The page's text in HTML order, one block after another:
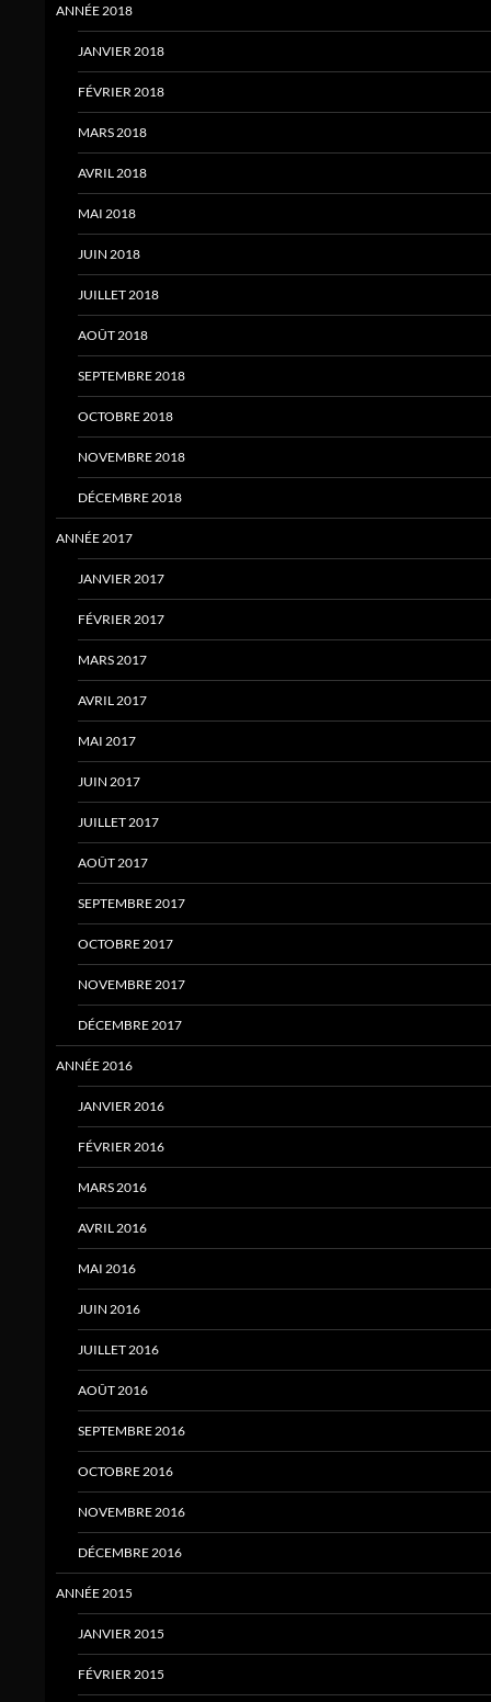
ANNÉE 2018
JANVIER 2018
FÉVRIER 2018
MARS 2018
AVRIL 2018
MAI 2018
JUIN 2018
JUILLET 2018
AOÛT 2018
SEPTEMBRE 2018
OCTOBRE 2018
NOVEMBRE 2018
DÉCEMBRE 2018
ANNÉE 2017
JANVIER 2017
FÉVRIER 2017
MARS 2017
AVRIL 2017
MAI 2017
JUIN 2017
JUILLET 2017
AOÛT 2017
SEPTEMBRE 2017
OCTOBRE 2017
NOVEMBRE 2017
DÉCEMBRE 2017
ANNÉE 2016
JANVIER 2016
FÉVRIER 2016
MARS 2016
AVRIL 2016
MAI 2016
JUIN 2016
JUILLET 2016
AOÛT 2016
SEPTEMBRE 2016
OCTOBRE 2016
NOVEMBRE 2016
DÉCEMBRE 2016
ANNÉE 2015
JANVIER 2015
FÉVRIER 2015